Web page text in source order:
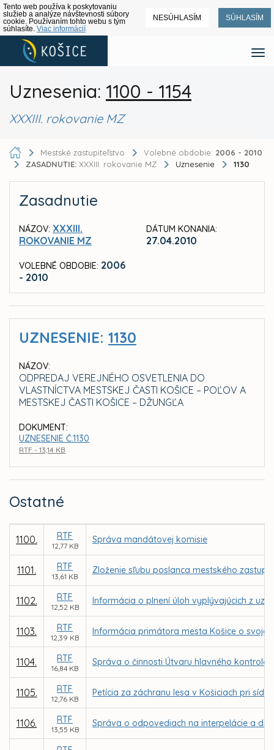
Tento web používa k poskytovaniu
služieb a analýze návštevnosti súbory
cookie. Používaním tohto webu s tým
súhlasíte. Viac informácií
NESÚHLASÍM SÚHLASÍM
Uznesenia: 1100 - 1154
XXXIII. rokovanie MZ
Mestské zastupiteľstvo Volebné obdobie: 2006 - 2010
ZASADNUTIE: XXXIII. rokovanie MZ Uznesenie 1130
Zasadnutie
NÁZOV: XXXIII.
ROKOVANIE MZ
VOLEBNÉ OBDOBIE: 2006
- 2010
DÁTUM KONANIA:
27.04.2010
UZNESENIE: 1130
NÁZOV:
ODPREDAJ VEREJNÉHO OSVETLENIA DO
VLASTNÍCTVA MESTSKEJ ČASTI KOŠICE – POĽOV A
MESTSKEJ ČASTI KOŠICE – DŽUNGĽA
DOKUMENT:
UZNESENIE Č.1130
RTF - 13,14 KB
Ostatné
1100. RTF
12,77 KB
Správa mandátovej komisie
1101. RTF
13,61 KB
Zloženie sľubu poslanca mestského
1102. RTF
12,52 KB
Informácia o plnení úloh vyplývajúcich z
1103. RTF
12,39 KB
Informácia primátora mesta Košice o svojej
1104. RTF
16,84 KB
Správa o činnosti Útvaru hlavného
1105. RTF
12,76 KB
Petícia za záchranu lesa v Košiciach pri
1106. RTF
13,55 KB
Správa o odpovediach na interpelácie a